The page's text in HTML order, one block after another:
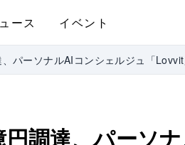
ース イベント
パーソナルAIコンシェルジュ「
調達、パーソ